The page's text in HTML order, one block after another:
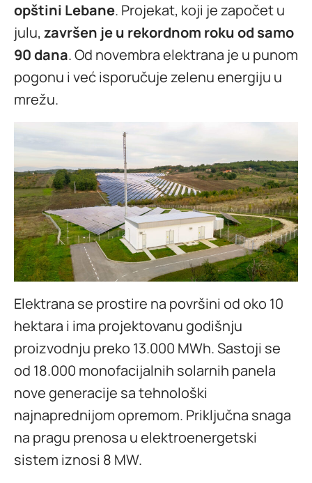
opštini Lebane. Projekat, koji je započet u
julu, završen je u rekordnom roku od samo
90 dana. Od novembra elektrana je u punom
pogonu i već isporučuje zelenu energiju u
mrežu.
Elektrana se prostire na površini od oko 10
hektara i ima projektovanu godišnju
proizvodnju preko 13.000 MWh. Sastoji se
od 18.000 monofacijalnih solarnih panela
nove generacije sa tehnološki
najnaprednijom opremom. Priključna snaga
na pragu prenosa u elektroenergetski
sistem iznosi 8 MW.